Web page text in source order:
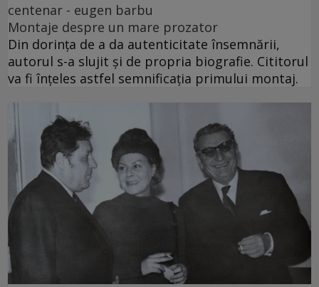
centenar - eugen barbu
Montaje despre un mare prozator
Din dorința de a da autenticitate însemnării,
autorul s-a slujit și de propria biografie. Cititorul
va fi înțeles astfel semnificația primului montaj.